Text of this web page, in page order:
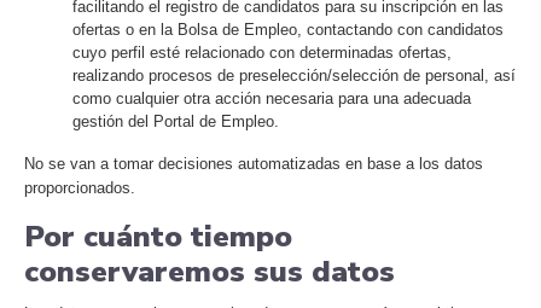
facilitando el registro de candidatos para su inscripción en las
ofertas o en la Bolsa de Empleo, contactando con candidatos
cuyo perfil esté relacionado con determinadas ofertas,
realizando procesos de preselección/selección de personal, así
como cualquier otra acción necesaria para una adecuada
gestión del Portal de Empleo.
No se van a tomar decisiones automatizadas en base a los datos
proporcionados.
Por cuánto tiempo
conservaremos sus datos